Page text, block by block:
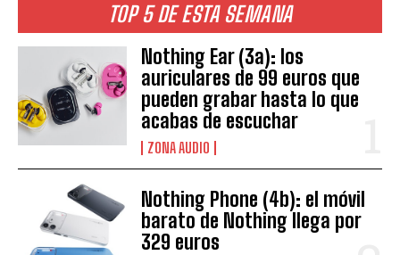
TOP 5 DE ESTA SEMANA
Nothing Ear (3a): los
auriculares de 99 euros que
pueden grabar hasta lo que
acabas de escuchar
ZONA AUDIO
Nothing Phone (4b): el móvil
barato de Nothing llega por
329 euros